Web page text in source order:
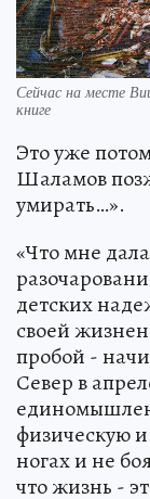
Сейчас на месте
книге
Это уже
Шаламов
умирать…».
«Что мне
детских
своей
пробой -
Север в
физическую
ногах и не
что жизнь -